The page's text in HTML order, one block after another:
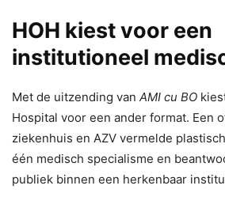
HOH kiest voor een
institutioneel
Met de uitzending van AMI cu BO
Hospital voor een ander format. Een
ziekenhuis en AZV vermelde
één medisch specialisme en
publiek binnen een herkenbaar